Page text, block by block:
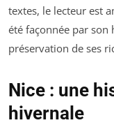
textes, le lecteur est
été façonnée par son
préservation de ses
Nice : une
hivernale